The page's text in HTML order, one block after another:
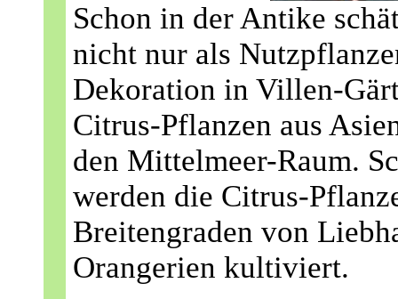
Schon in der Antike
nicht nur als
Dekoration in Villen-
Citrus-Pflanzen aus
den Mittelmeer-Raum.
werden die Citrus-
Breitengraden von
Orangerien kultiviert.